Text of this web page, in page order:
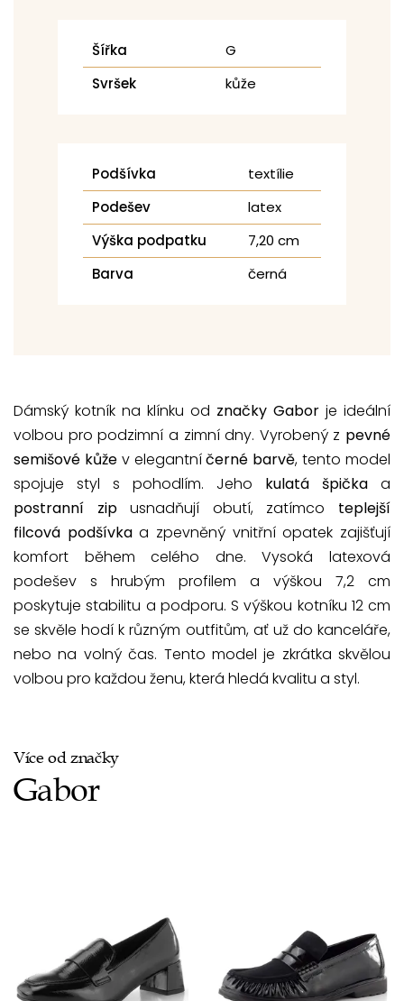
Šířka
G
Svršek
kůže
Podšívka
textílie
Podešev
latex
Výška podpatku
7,20 cm
Barva
černá
Dámský kotník na klínku od značky Gabor je ideální
volbou pro podzimní a zimní dny. Vyrobený z pevné
semišové kůžev elegantníčerné barvě, tento model
spojuje styl s pohodlím. Jeho kulatá špička a
postranní zipusnadňují obutí, zatímco teplejší
filcová podšívkaa zpevněný vnitřní opatek zajišťují
komfort během celého dne. Vysoká latexová
podešev s hrubým profilem a výškou 7,2 cm
poskytuje stabilitu a podporu. S výškou kotníku 12 cm
se skvěle hodí k různým outfitům, ať už do kanceláře,
nebo na volný čas. Tento model je zkrátka skvělou
volbou pro každou ženu, která hledá kvalitu a styl.
Více od značky
Gabor